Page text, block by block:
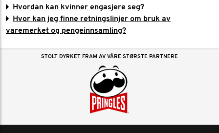
Hvordan kan kvinner engasjere seg?
Hvor kan jeg finne retningslinjer om bruk av
varemerket og pengeinnsamling?
STOLT DYRKET FRAM AV VÅRE STØRSTE PARTNERE